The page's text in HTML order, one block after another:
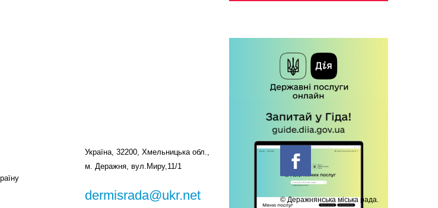
Україна, 32200, Хмельницька обл.,
м. Деражня, вул.Миру,11/1
dermisrada@ukr.net
© Деражнянська міська рада.